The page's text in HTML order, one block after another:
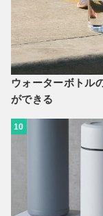
ウォーターボトル
ができる
10